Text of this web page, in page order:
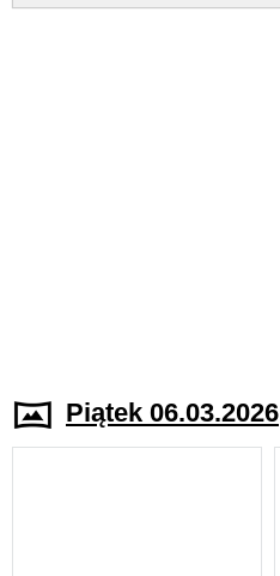
Piątek 06.03.2026